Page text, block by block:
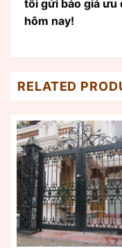
tôi gửi báo giá ưu
hôm nay!
RELATED